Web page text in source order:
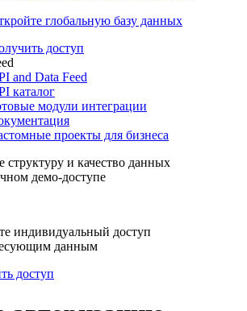
контрагента
7-дневный
глобальную базу данных
доступ
and Data Feed
модули интеграции
демо-доступе